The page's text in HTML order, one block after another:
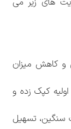
و کاهش میزان
کپک زده و
سنگین، تسهیل